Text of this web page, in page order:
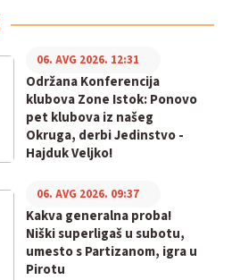
Održana Konferencija
klubova Zone Istok: Ponovo
pet klubova iz našeg
Okruga, derbi Jedinstvo -
Hajduk Veljko!
06. AVG 2026. 12:31
Kakva generalna proba!
Niški superligaš u subotu,
umesto s Partizanom, igra u
Pirotu
06. AVG 2026. 09:37